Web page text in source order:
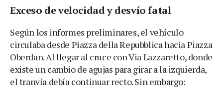
Exceso de velocidad y desvío fatal
Según los informes preliminares, el vehículo
circulaba desde Piazza della Repubblica hacia Piazza
Oberdan. Al llegar al cruce con Via Lazzaretto, donde
existe un cambio de agujas para girar a la izquierda,
el tranvía debía continuar recto. Sin embargo: